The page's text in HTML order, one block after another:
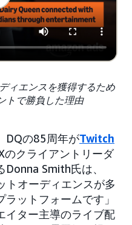
ィエンスを獲得するため
トで勝負した理由
DQの85周年がTwitch
のクライアントリーダ
Smith氏は、
トオーディエンスが多
ットフォームです」
イター主導のライブ配